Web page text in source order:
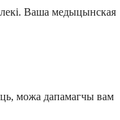
лекі. Ваша медыцынская
можа дапамагчы вам